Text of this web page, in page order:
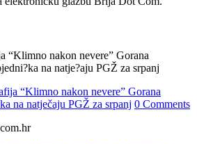
“Klimno nakon nevere” Gorana
na natječaju PGŽ za srpanj 0 Comments